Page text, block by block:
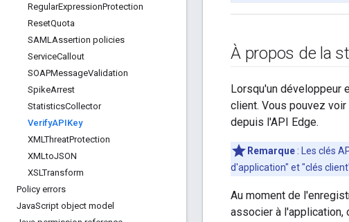
RegularExpressionProtection
ResetQuota
SAMLAssertion policies
ServiceCallout
SOAPMessageValidation
SpikeArrest
StatisticsCollector
VerifyAPIKey
XMLThreatProtection
XMLtoJSON
XSLTransform
Policy errors
JavaScript object model
À propos de la
Lorsqu'un développeur
client. Vous pouvez
depuis l'API Edge.
Remarque : Les clés
d'application" et "clés
Au moment de
associer à l'application,